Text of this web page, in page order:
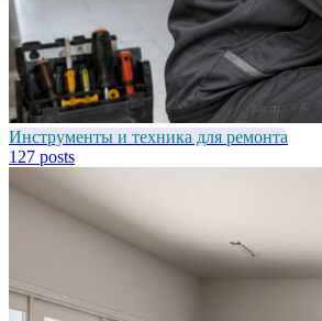
Инструменты и техника для ремонта
127 posts